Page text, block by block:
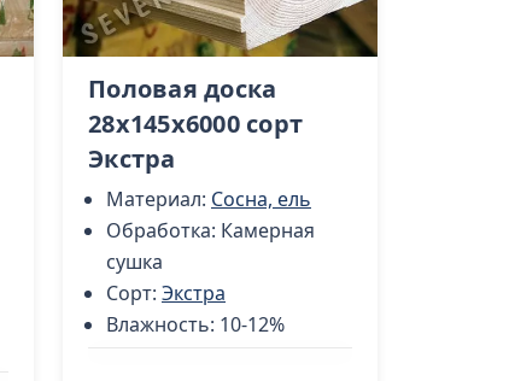
Половая доска
28х145х6000 сорт
Экстра
Материал: Сосна, ель
Обработка: Камерная
сушка
Сорт: Экстра
Влажность: 10-12%